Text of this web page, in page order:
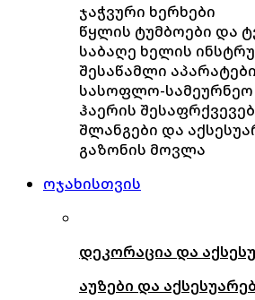
ჯაჭვური ხერხები
წყლის ტუმბოები და
საბაღე ხელის
შესაწამლი აპარატები
სასოფლო-სამეურნეო
ჰაერის
შლანგები და
გაზონის მოვლა
ოჯახისთვის
დეკორაცია და
აუზები და